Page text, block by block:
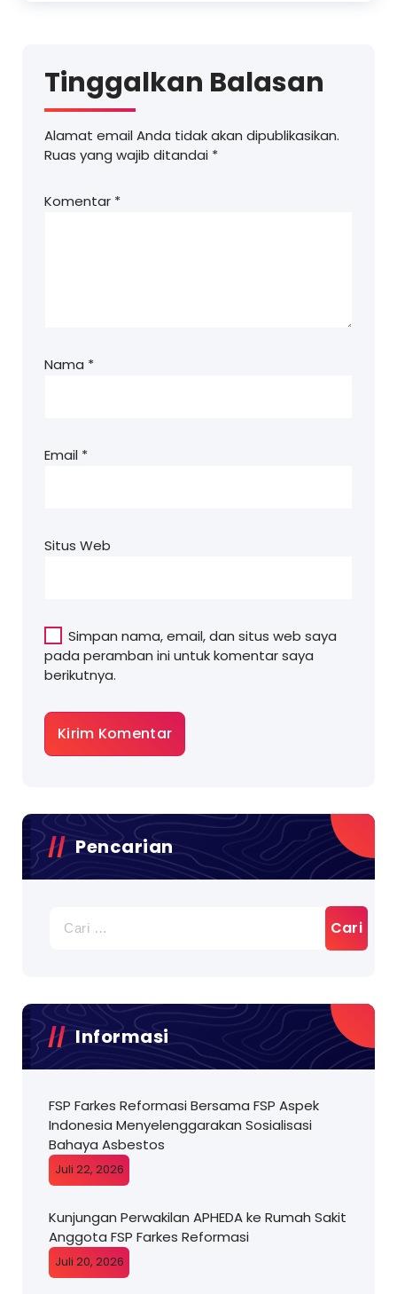
Tinggalkan Balasan
Alamat email Anda tidak akan dipublikasikan.
Ruas yang wajib ditandai *
Komentar *
Nama *
Email *
Situs Web
Simpan nama, email, dan situs web saya
pada peramban ini untuk komentar saya
berikutnya.
Pencarian
untuk:
Informasi
FSP Farkes Reformasi Bersama FSP Aspek
Indonesia Menyelenggarakan Sosialisasi
Bahaya Asbestos
Juli 22, 2026
Kunjungan Perwakilan APHEDA ke Rumah Sakit
Anggota FSP Farkes Reformasi
Juli 20, 2026